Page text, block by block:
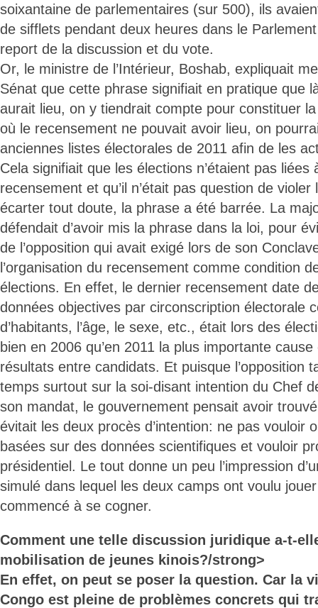
soixantaine de parlementaires (sur 500), ils
de sifflets pendant deux heures dans le
report de la discussion et du vote.
Or, le ministre de l’Intérieur, Boshab, expliquait
Sénat que cette phrase signifiait en pratique que
aurait lieu, on y tiendrait compte pour constituer
où le recensement ne pouvait avoir lieu, on
anciennes listes électorales de 2011 afin de les
Cela signifiait que les élections n’étaient pas liées
recensement et qu’il n’était pas question de
écarter tout doute, la phrase a été barrée. La
défendait d’avoir mis la phrase dans la loi, pour
de l’opposition qui avait exigé lors de son
l’organisation du recensement comme condition
élections. En effet, le dernier recensement date
données objectives par circonscription électorale
d’habitants, l’âge, le sexe, etc., était lors des
bien en 2006 qu’en 2011 la plus importante
résultats entre candidats. Et puisque l’opposition
temps surtout sur la soi-disant intention du Chef
son mandat, le gouvernement pensait avoir
évitait les deux procès d’intention: ne pas vouloir
basées sur des données scientifiques et vouloir
présidentiel. Le tout donne un peu l’impression
simulé dans lequel les deux camps ont voulu
commencé à se cogner.
Comment une telle discussion juridique a-t-
mobilisation de jeunes kinois?/strong>
En effet, on peut se poser la question. Car la
Congo est pleine de problèmes concrets qui